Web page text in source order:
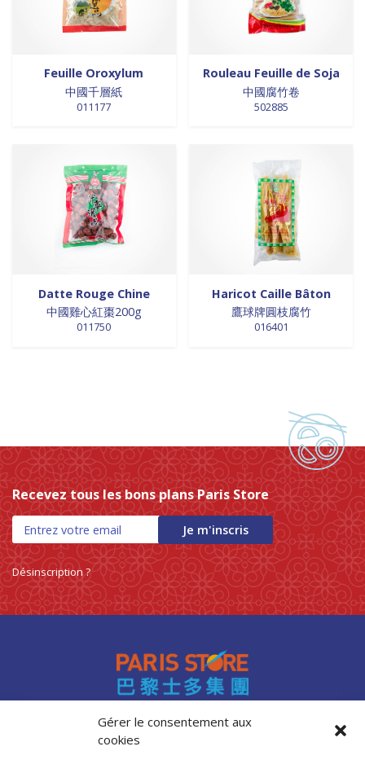
Gérer le consentement aux
cookies
Feuille Oroxylum
中國千層紙
011177
Rouleau Feuille de Soja
中國腐竹卷
502885
Datte Rouge Chine
中國雞心紅棗200g
011750
Haricot Caille Bâton
鷹球牌圓枝腐竹
016401
Recevez tous les bons plans Paris Store
Je m'inscris
Désinscription ?
Accès professionnels